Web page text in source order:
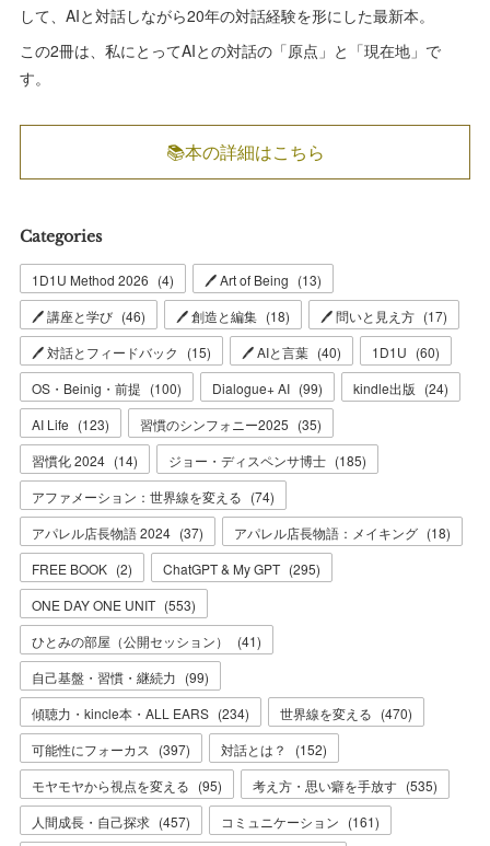
して、AIと対話しながら20年の対話経験を形にした最新本。
この2冊は、私にとってAIとの対話の「原点」と「現在地」で
す。
📚本の詳細はこちら
Categories
1D1U Method 2026 (4) 🖊 Art of Being (13)
🖊 講座と学び (46) 🖊 創造と編集 (18) 🖊 問いと見え方 (17)
🖊 対話とフィードバック
(15) 🖊 AIと言葉 (40) 1D1U (60)
OS・Beinig・前提 (100) Dialogue+ AI (99) kindle出版 (24)
AI Life (123) 習慣のシンフォニー2025 (35)
習慣化 2024 (14) ジョー・ディスペンサ博士 (185)
アファメーション：世界線を変える (74)
アパレル店長物語 2024 (37) アパレル店長物語：メイキング (18)
FREE BOOK (2) ChatGPT & My GPT (295)
ONE DAY ONE UNIT (553)
ひとみの部屋（公開セッション）
(41)
自己基盤・習慣・継続力 (99)
傾聴力・kincle本・ALL EARS (234) 世界線を変える (470)
可能性にフォーカス
(397) 対話とは？ (152)
モヤモヤから視点を変える (95) 考え方・思い癖を手放す (535)
人間成長・自己探求 (457) コミュニケーション (161)